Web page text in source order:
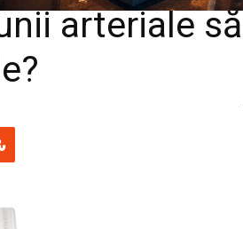
arteriale să